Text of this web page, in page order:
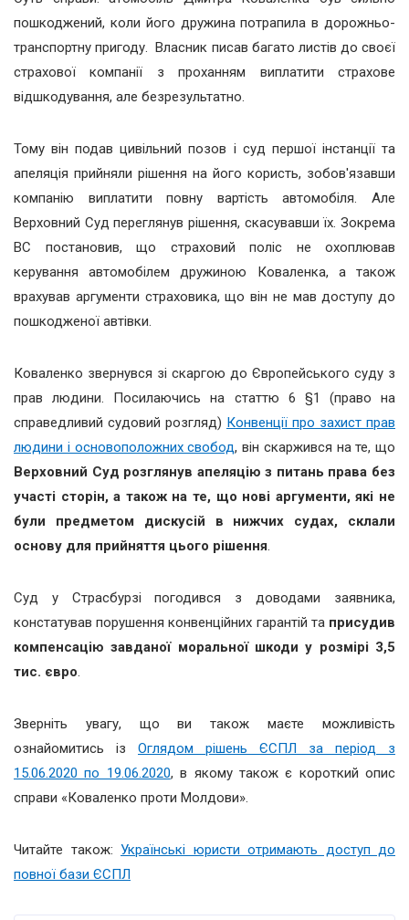
пошкоджений, коли його дружина потрапила в дорожньо-
транспортну пригоду. Власник писав багато листів до своєї
страхової компанії з проханням виплатити страхове
відшкодування, але безрезультатно.
Тому він подав цивільний позов і суд першої інстанції та
апеляція прийняли рішення на його користь, зобов'язавши
компанію виплатити повну вартість автомобіля. Але
Верховний Суд переглянув рішення, скасувавши їх. Зокрема
ВС постановив, що страховий поліс не охоплював
керування автомобілем дружиною Коваленка, а також
врахував аргументи страховика, що він не мав доступу до
пошкодженої автівки.
Коваленко звернувся зі скаргою до Європейського суду з
прав людини. Посилаючись на статтю 6 §1 (право на
справедливий судовий розгляд) Конвенції про захист прав
людини і основоположних свобод, він скаржився на те, що
Верховний Суд розглянув апеляцію з питань права без
участі сторін, а також на те, що нові аргументи, які не
були предметом дискусій в нижчих судах, склали
основу для прийняття цього рішення.
Суд у Страсбурзі погодився з доводами заявника,
констатував порушення конвенційних гарантій та присудив
компенсацію завданої моральної шкоди у розмірі 3,5
тис. євро.
Зверніть увагу, що ви також маєте можливість
ознайомитись із Оглядом рішень ЄСПЛ за період з
15.06.2020 по 19.06.2020, в якому також є короткий опис
справи «Коваленко проти Молдови».
Читайте також: Українські юристи отримають доступ до
повної бази ЄСПЛ